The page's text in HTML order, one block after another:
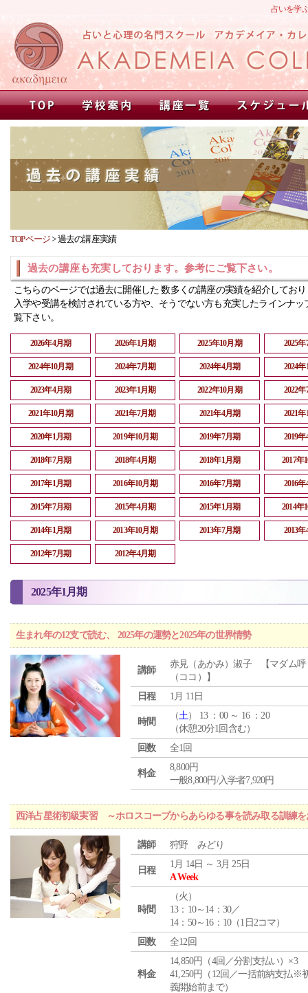
占いを学
TOPページ>過去の講座実績
過去の講座も充実しております。参考にご覧下さい。
こちらのページでは過去に開催した 数多くの講座の実績を紹介してお
入学や受講を検討されている方や、そうでない方も充実したラインナッ
覧下さい。
2026年4月期 2026年1月期 2025年10月期 2025
2024年10月期 2024年7月期 2024年4月期 2024
2023年4月期 2023年1月期 2022年10月期 2022
2021年10月期 2021年7月期 2021年4月期 2021
2020年1月期 2019年10月期 2019年7月期 2019
2018年7月期 2018年4月期 2018年1月期 2017年
2017年1月期 2016年10月期 2016年7月期 2016
2015年7月期 2015年4月期 2015年1月期 2014年
2014年1月期 2013年10月期 2013年7月期 2013
2012年7月期 2012年4月期
2025年1月期
生まれ年の12支で読む、 2025年の運勢と2025年の世界情勢
講師
赤見（あかみ）淑子 【マダム呼
（ココ）】
日程
1月 11日
時間
（土） 13 ：00 ～ 16 ：20
（休憩20分1回含む）
回数
全1回
料金
8,800円
一般8,800円/入学者7,920円
西洋占星術初級実習 ～ホロスコープからあらゆる事を読み取る訓練を
講師 狩野 みどり
日程
1月 14日 ～ 3月 25日
A Week
時間
（火 ）
13：10～14：30／
14：50～16：10（1日2コマ）
回数
全12回
料金
14,850円（4回／分割支払い）×3
41,250円（12回／一括前納支払※
義開始前まで）